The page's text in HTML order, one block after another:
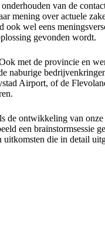
van de
mening over actuele
ook wel eens
gevonden wordt.
met de provincie en
naburige
Airport, of de
de ontwikkeling van
een brainstormsessie
uitkomsten die in detail